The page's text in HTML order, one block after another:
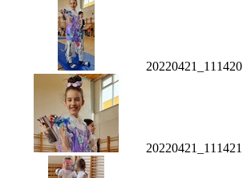
20220421_111420
20220421_111421